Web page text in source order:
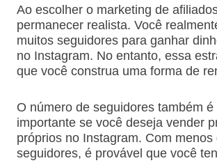
Ao escolher o marketing de
permanecer realista. Você
muitos seguidores para ganhar
no Instagram. No entanto, essa
que você construa uma forma de
O número de seguidores também é
importante se você deseja vender
próprios no Instagram. Com menos
seguidores, é provável que você